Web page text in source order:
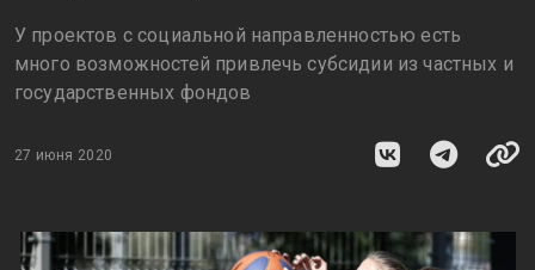
У проектов с социальной направленностью есть
много возможностей привлечь субсидии из частных и
государственных фондов
27 июня 2020